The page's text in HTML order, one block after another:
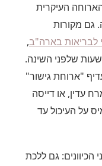
העיקרית
גם מקורות
לבריאות בארה"ב,
שלפני השינה.
"ארוחת גישור"
עדין, או דייסה
על העיכול עד
הכיוונים: גם ללכת